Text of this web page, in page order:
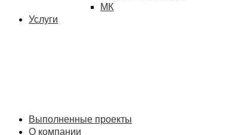
МК
Услуги
Выполненные проекты
О компании